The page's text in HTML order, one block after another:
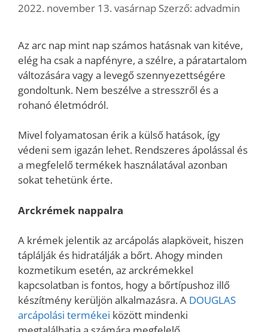
2022. november 13. vasárnap Szerző: advadmin
Az arc nap mint nap számos hatásnak van kitéve,
elég ha csak a napfényre, a szélre, a páratartalom
változására vagy a levegő szennyezettségére
gondoltunk. Nem beszélve a stresszről és a
rohanó életmódról.
Mivel folyamatosan érik a külső hatások, így
védeni sem igazán lehet. Rendszeres ápolással és
a megfelelő termékek használatával azonban
sokat tehetünk érte.
Arckrémek nappalra
A krémek jelentik az arcápolás alapköveit, hiszen
táplálják és hidratálják a bőrt. Ahogy minden
kozmetikum esetén, az arckrémekkel
kapcsolatban is fontos, hogy a bőrtípushoz illő
készítmény kerüljön alkalmazásra. A DOUGLAS
arcápolási termékei között mindenki